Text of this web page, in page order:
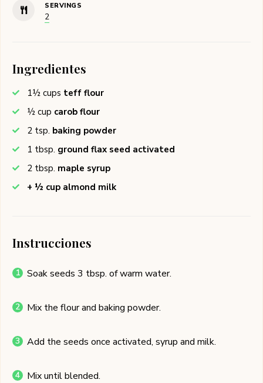
SERVINGS
2
Ingredientes
1½ cups teff flour
½ cup carob flour
2 tsp. baking powder
1 tbsp. ground flax seed activated
2 tbsp. maple syrup
+ ½ cup almond milk
Instrucciones
Soak seeds 3 tbsp. of warm water.
Mix the flour and baking powder.
Add the seeds once activated, syrup and milk.
Mix until blended.